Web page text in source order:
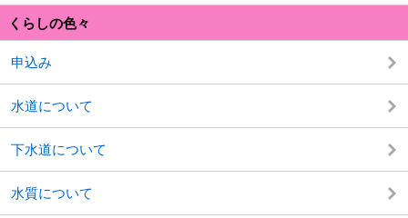
くらしの色々
申込み
水道について
下水道について
水質について